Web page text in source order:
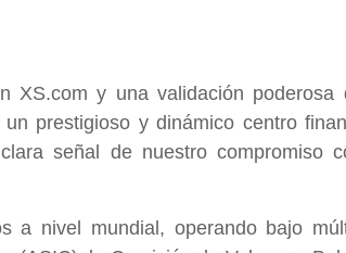
XS.com y una validación poderosa
prestigioso y dinámico centro
señal de nuestro compromiso
a nivel mundial, operando bajo